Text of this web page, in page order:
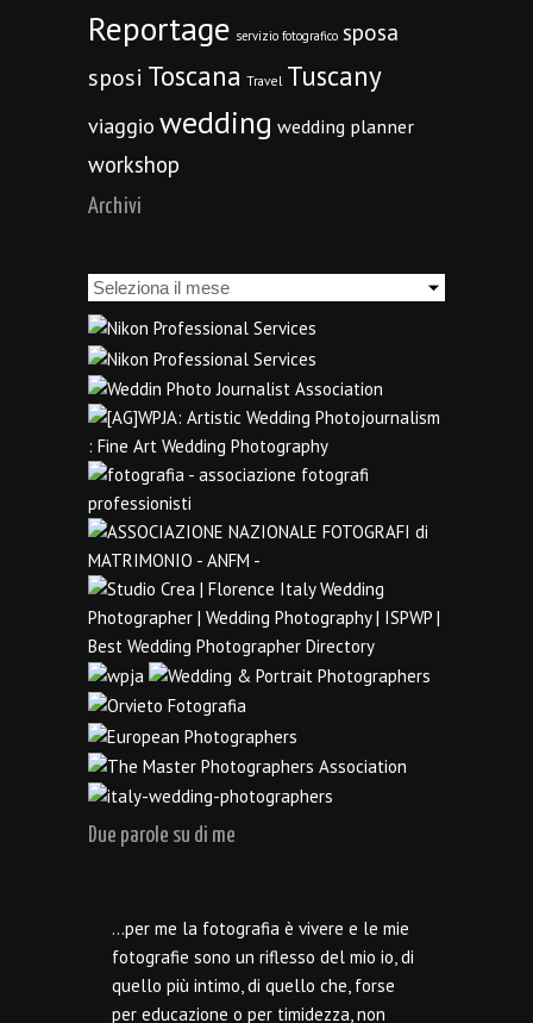
Reportage servizio fotografico sposa
sposi Toscana Travel Tuscany
viaggio wedding wedding planner
workshop
Archivi
Archivi
Due parole su di me
…per me la fotografia è vivere e le mie
fotografie sono un riflesso del mio io, di
quello più intimo, di quello che, forse
per educazione o per timidezza, non